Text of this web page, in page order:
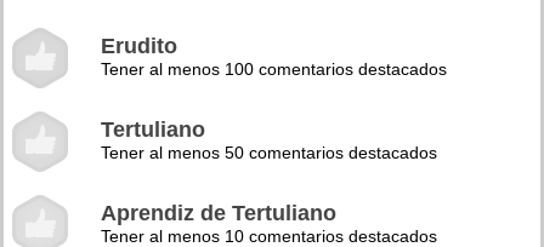
Erudito
Tener al menos 100 comentarios destacados
Tertuliano
Tener al menos 50 comentarios destacados
Aprendiz de Tertuliano
Tener al menos 10 comentarios destacados